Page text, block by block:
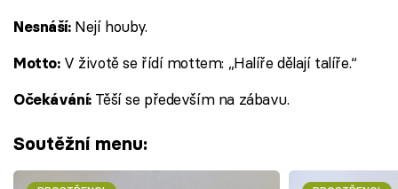
Nesnáší: Nejí houby.
Motto: V životě se řídí mottem: „Halíře dělají talíře.“
Očekávání:Těší se především na zábavu.
Soutěžní menu: